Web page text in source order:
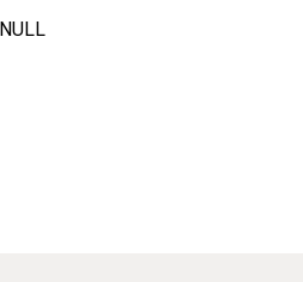
NULL